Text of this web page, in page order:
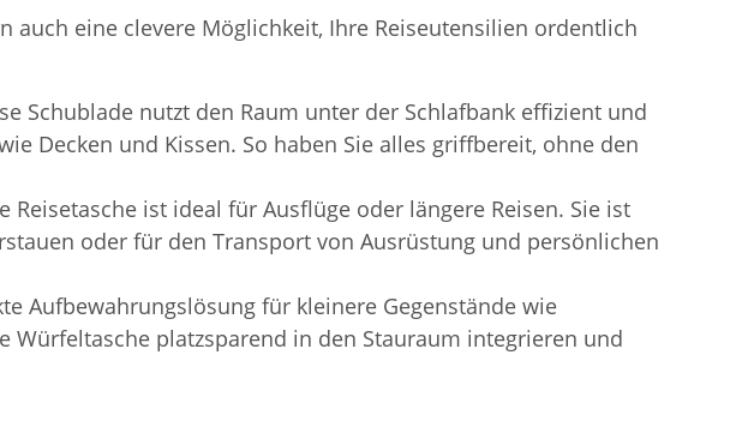
eine clevere Möglichkeit, Ihre Reiseutensilien ordentlich
Schublade nutzt den Raum unter der Schlafbank effizient und
Decken und Kissen. So haben Sie alles griffbereit, ohne den
ist ideal für Ausflüge oder längere Reisen. Sie ist
oder für den Transport von Ausrüstung und persönlichen
Aufbewahrungslösung für kleinere Gegenstände wie
platzsparend in den Stauraum integrieren und